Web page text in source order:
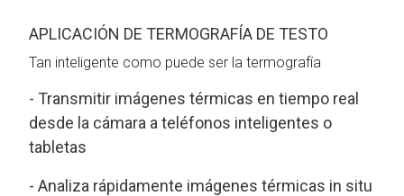
APLICACIÓN DE TERMOGRAFÍA DE TESTO
Tan inteligente como puede ser la termografía
- Transmitir imágenes térmicas en tiempo real
desde la cámara a teléfonos inteligentes o
tabletas
- Analiza rápidamente imágenes térmicas in situ